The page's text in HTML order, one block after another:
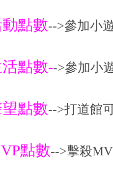
點數-->參加小
點數-->參加小
點數-->打道館
點數-->擊殺